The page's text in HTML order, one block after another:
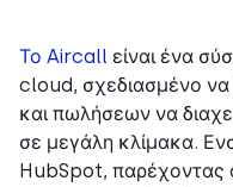
Το Aircall είναι ένα
cloud, σχεδιασμένο να
και πωλήσεων να
σε μεγάλη κλίμακα.
HubSpot, παρέχοντας